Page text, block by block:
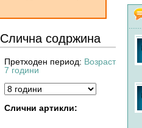
Слична содржина
Претходен период: Возраст
7 години
Слични артикли: